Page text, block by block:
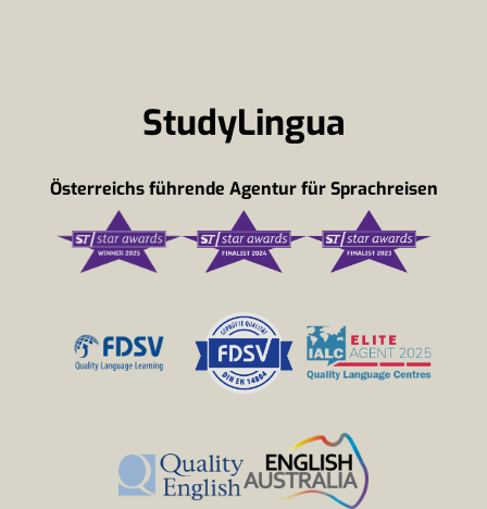
StudyLingua
Österreichs führende Agentur für Sprachreisen